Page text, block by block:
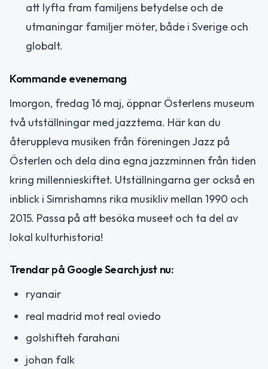
att lyfta fram familjens betydelse och de
utmaningar familjer möter, både i Sverige och
globalt.
Kommande evenemang
Imorgon, fredag 16 maj, öppnar Österlens museum
två utställningar med jazztema. Här kan du
återuppleva musiken från föreningen Jazz på
Österlen och dela dina egna jazzminnen från tiden
kring millennieskiftet. Utställningarna ger också en
inblick i Simrishamns rika musikliv mellan 1990 och
2015. Passa på att besöka museet och ta del av
lokal kulturhistoria!
Trendar på Google Search just nu:
ryanair
real madrid mot real oviedo
golshifteh farahani
johan falk